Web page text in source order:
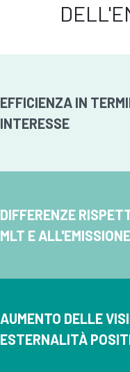
EFFICIENZA IN
INTERESSE
DIFFERENZE
MLT E
AUMENTO DELLE
ESTERNALITÀ